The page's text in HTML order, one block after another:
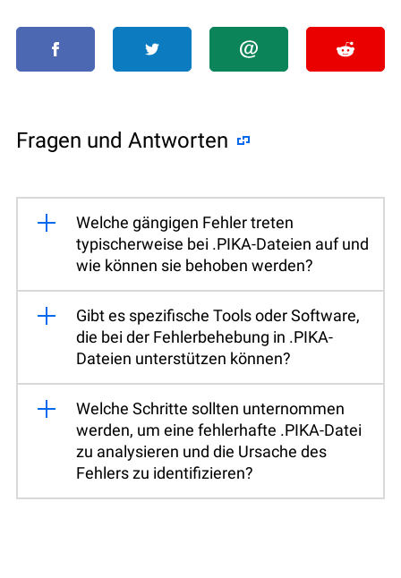
Fragen und Antworten
Welche gängigen Fehler treten
typischerweise bei .PIKA-Dateien auf und
wie können sie behoben werden?
Gibt es spezifische Tools oder Software,
die bei der Fehlerbehebung in .PIKA-
Dateien unterstützen können?
Welche Schritte sollten unternommen
werden, um eine fehlerhafte .PIKA-Datei
zu analysieren und die Ursache des
Fehlers zu identifizieren?